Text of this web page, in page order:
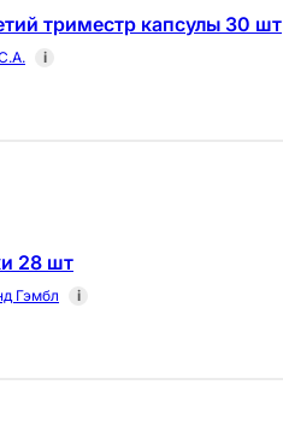
триместр капсулы 30 шт
i
28 шт
Гэмбл i